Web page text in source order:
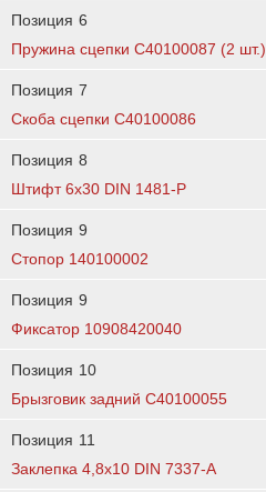
Позиция 6
Пружина сцепки C40100087 (2 шт.)
Позиция 7
Скоба сцепки C40100086
Позиция 8
Штифт 6х30 DIN 1481-Р
Позиция 9
Стопор 140100002
Позиция 9
Фиксатор 10908420040
Позиция 10
Брызговик задний C40100055
Позиция 11
Заклепка 4,8х10 DIN 7337-A